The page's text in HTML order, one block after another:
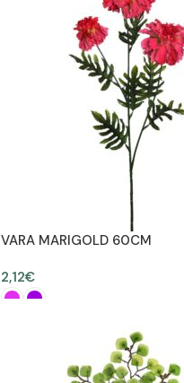
VARA MARIGOLD 60CM
2,12€